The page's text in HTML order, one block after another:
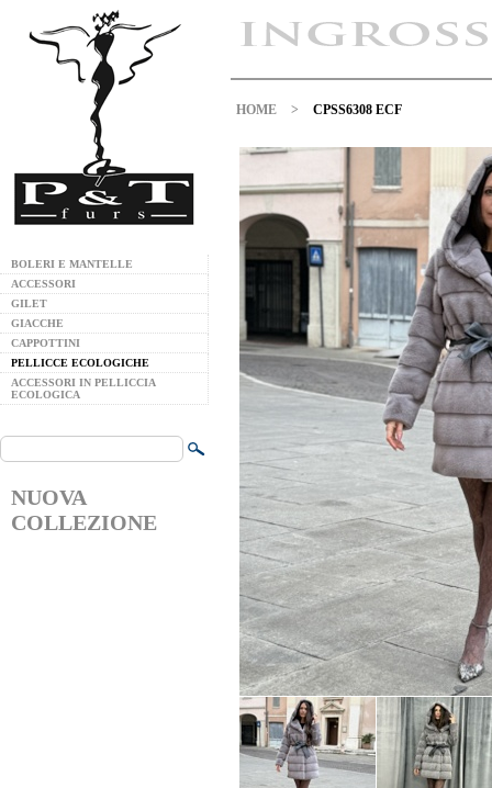
BOLERI E MANTELLE
ACCESSORI
GILET
GIACCHE
CAPPOTTINI
PELLICCE ECOLOGICHE
ACCESSORI IN PELLICCIA
ECOLOGICA
NUOVA
COLLEZIONE
HOME > CPSS6308 ECF